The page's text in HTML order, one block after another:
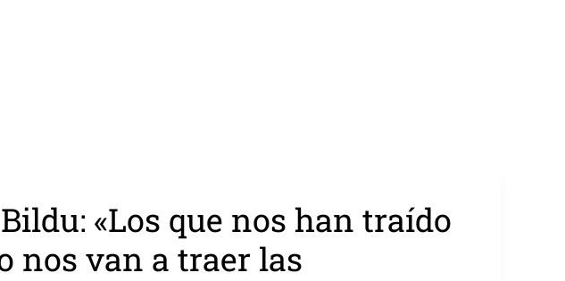
«Los que nos han traído
nos van a traer las